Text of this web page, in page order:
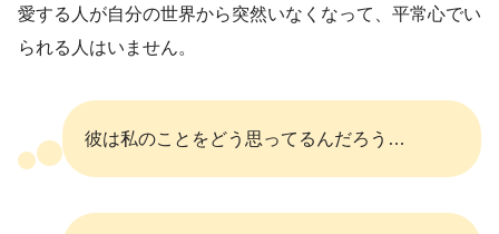
愛する人が自分の世界から突然いなくなって、平常心でい
られる人はいません。
彼は私のことをどう思ってるんだろう…